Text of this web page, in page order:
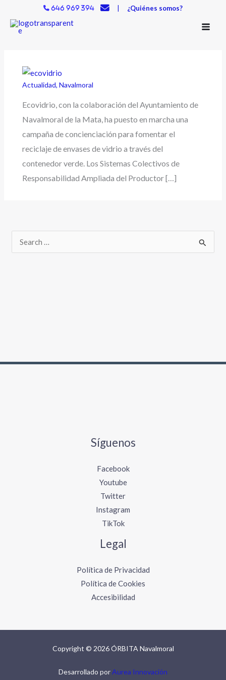
contenido
646 969 394 | ¿Quiénes somos?
Actualidad,Navalmoral
Ecovidrio, con la colaboración del Ayuntamiento de
Navalmoral de la Mata, ha puesto en marcha una
campaña de concienciación para fomentar el
reciclaje de envases de vidrio a través del
contenedor verde. Los Sistemas Colectivos de
Responsabilidad Ampliada del Productor […]
Síguenos
Facebook
Youtube
Twitter
Instagram
TikTok
Legal
Política de Privacidad
Política de Cookies
Accesibilidad
Copyright © 2026 ÓRBITA Navalmoral
Desarrollado porAurea Innovación